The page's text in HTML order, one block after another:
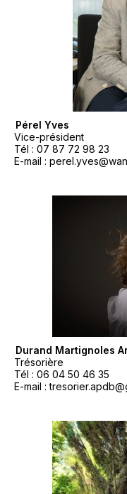
– Pérel Yves
Vice-président
Tél : 07 87 72 98 23
E-mail :
– Durand Martignoles
Trésorière
Tél : 06 04 50 46 35
E-mail :